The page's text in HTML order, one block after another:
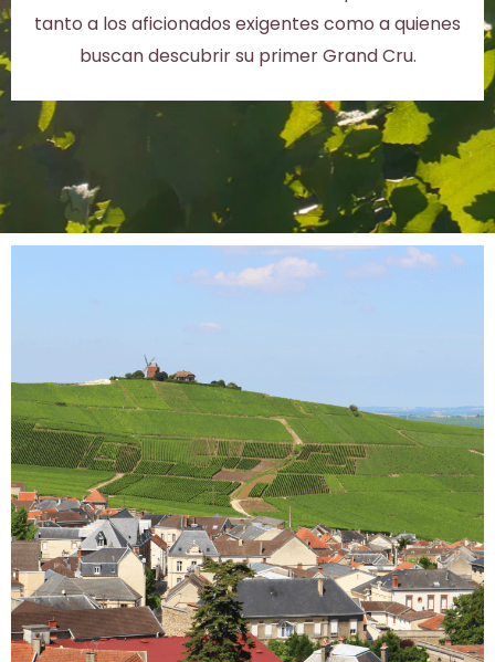
tanto a los aficionados exigentes como a quienes
buscan descubrir su primer Grand Cru.